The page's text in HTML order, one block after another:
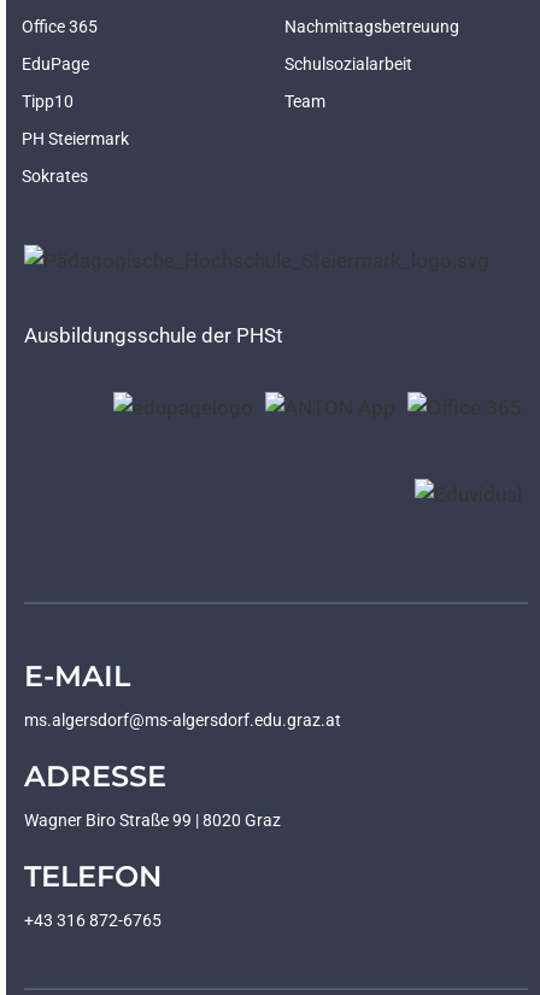
Office 365
EduPage
Tipp10
PH Steiermark
Sokrates
Nachmittagsbetreuung
Schulsozialarbeit
Team
Ausbildungsschule der PHSt
E-MAIL
ms.algersdorf@ms-algersdorf.edu.graz.at
ADRESSE
Wagner Biro Straße 99 | 8020 Graz
TELEFON
+43 316 872-6765